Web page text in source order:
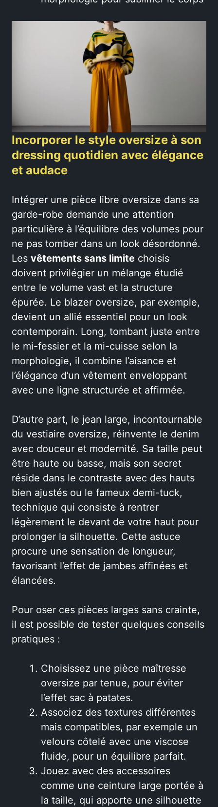
Incorporer le style oversize à son
dressing quotidien avec élégance
et audace
Intégrer une pièce libre oversize dans sa
garde-robe demande une attention
particulière à l’équilibre des volumes pour
ne pas tomber dans un look désordonné.
Les vêtements sans limite choisis
doivent privilégier un mélange étudié
entre le volume vast et la structure
épurée. Le blazer oversize, par exemple,
devient un allié essentiel pour un look
contemporain. Long, tombant juste entre
le mi-fessier et la mi-cuisse selon la
morphologie, il combine l’aisance et
l’élégance d’un vêtement enveloppant
avec une ligne structurée et affirmée.
D’autre part, le jean large, incontournable
du vestiaire oversize, réinvente le denim
avec douceur et modernité. Sa taille peut
être haute ou basse, mais son secret
réside dans le contraste avec des hauts
bien ajustés ou le fameux demi-tuck,
technique qui consiste à rentrer
légèrement le devant de votre haut pour
prolonger la silhouette. Cette astuce
procure une sensation de longueur,
favorisant l’effet de jambes affinées et
élancées.
Pour oser ces pièces larges sans crainte,
il est possible de tester quelques conseils
pratiques :
Choisissez une pièce maîtresse
oversize par tenue, pour éviter
l’effet sac à patates.
Associez des textures différentes
mais compatibles, par exemple un
velours côtelé avec une viscose
fluide, pour un équilibre parfait.
Jouez avec des accessoires
comme une ceinture large portée à
la taille, qui apporte une silhouette